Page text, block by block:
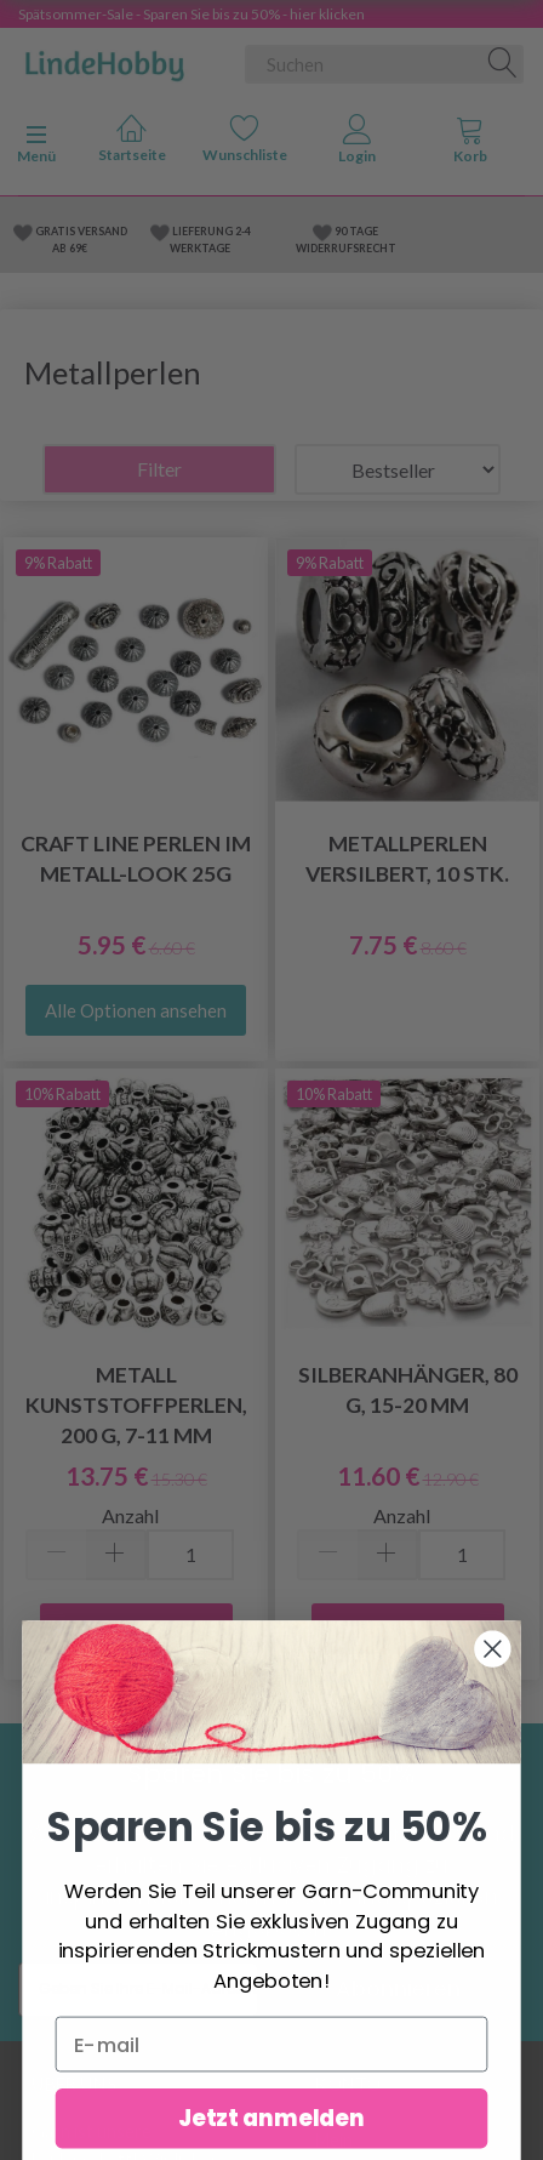
Spätsommer-Sale - Sparen Sie bis zu 50% - hier klicken
Anzeige ändern
Menü
GRATIS VERSAND
AB 69€
LIEFERUNG 2-4
WERKTAGE
90 TAGE
WIDERRUFSRECHT
Metallperlen
Filter
9% Rabatt
CRAFT LINE PERLEN IM
METALL-LOOK 25G
5.95 € 6.60 €
Alle Optionen ansehen
9% Rabatt
METALLPERLEN
VERSILBERT, 10 STK.
7.75 € 8.60 €
10% Rabatt
METALL
KUNSTSTOFFPERLEN,
200 G, 7-11 MM
13.75 € 15.30 €
Anzahl
In den Warenkorb
10% Rabatt
SILBERANHÄNGER, 80
G, 15-20 MM
11.60 € 12.90 €
Anzahl
In den Warenkorb
Sparen Sie bis zu 50%
Werden Sie Teil unserer Garn-Community und
inspirierenden Strickmustern und speziellen
Angeboten!
ÜBER UNS KONTO
Sparen Sie bis zu 50%
Werden Sie Teil unserer Garn-Community
und erhalten Sie exklusiven Zugang zu
inspirierenden Strickmustern und speziellen
Angeboten!
Jetzt anmelden